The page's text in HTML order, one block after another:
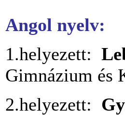
Angol nyelv:
1.helyezett:
Gimnázium és
2.helyezett: